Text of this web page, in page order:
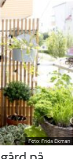
Foto: Frida Ekman